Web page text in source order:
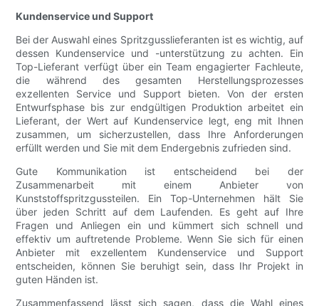
Kundenservice und Support
Bei der Auswahl eines Spritzgusslieferanten ist es wichtig, auf
dessen Kundenservice und -unterstützung zu achten. Ein
Top-Lieferant verfügt über ein Team engagierter Fachleute,
die während des gesamten Herstellungsprozesses
exzellenten Service und Support bieten. Von der ersten
Entwurfsphase bis zur endgültigen Produktion arbeitet ein
Lieferant, der Wert auf Kundenservice legt, eng mit Ihnen
zusammen, um sicherzustellen, dass Ihre Anforderungen
erfüllt werden und Sie mit dem Endergebnis zufrieden sind.
Gute Kommunikation ist entscheidend bei der
Zusammenarbeit mit einem Anbieter von
Kunststoffspritzgussteilen. Ein Top-Unternehmen hält Sie
über jeden Schritt auf dem Laufenden. Es geht auf Ihre
Fragen und Anliegen ein und kümmert sich schnell und
effektiv um auftretende Probleme. Wenn Sie sich für einen
Anbieter mit exzellentem Kundenservice und Support
entscheiden, können Sie beruhigt sein, dass Ihr Projekt in
guten Händen ist.
Zusammenfassend lässt sich sagen, dass die Wahl eines